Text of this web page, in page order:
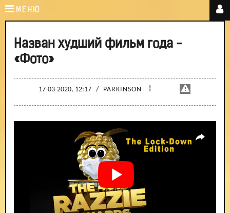
МЕНЮ
Назван худший фильм года -
«Фото»
17-03-2020, 12:17 / PARKINSON ¦